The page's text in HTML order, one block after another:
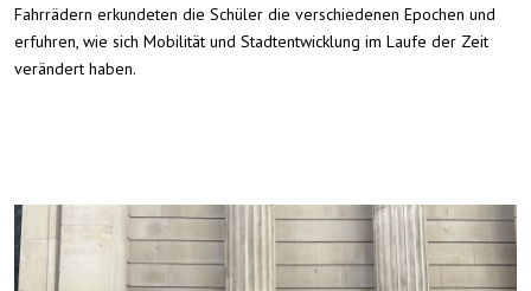
Fahrrädern erkundeten die Schüler die verschiedenen Epochen und
erfuhren, wie sich Mobilität und Stadtentwicklung im Laufe der Zeit
verändert haben.